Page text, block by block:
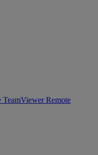
TeamViewer Remote